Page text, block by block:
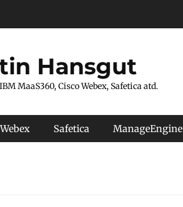
Hansgut
MaaS360, Cisco Webex, Safetica atd.
Safetica ManageEngine